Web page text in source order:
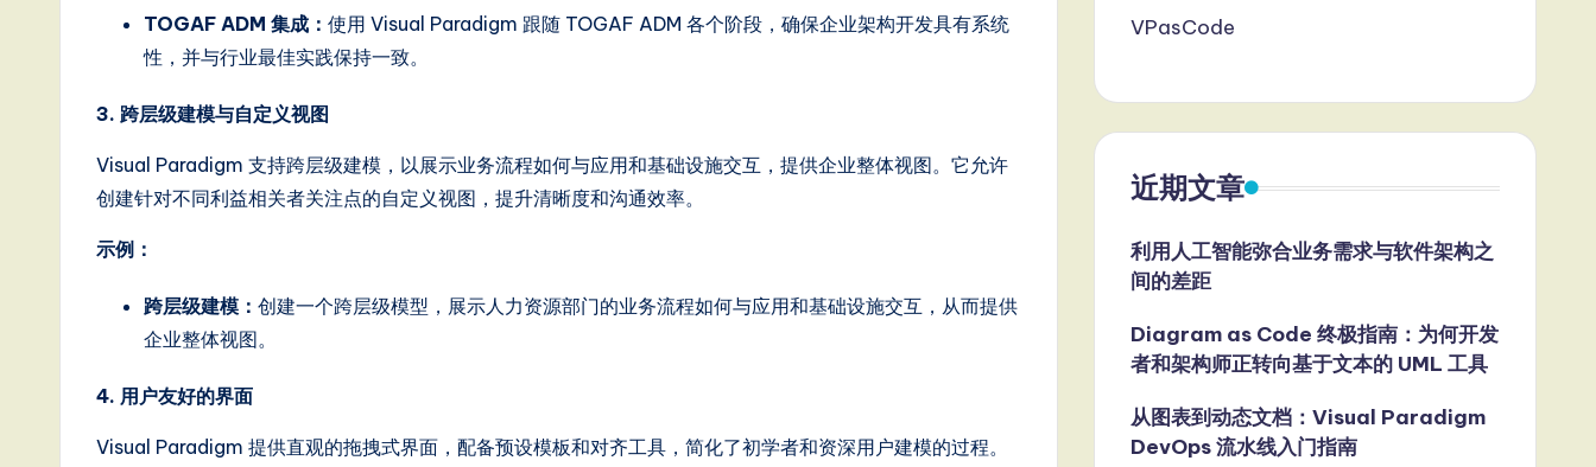
TOGAF ADM 集成： 使用 Visual Paradigm 跟随 TOGAF ADM 各个阶段，确保企业架构开发具有系统
性，并与行业最佳实践保持一致。
3. 跨层级建模与自定义视图
Visual Paradigm 支持跨层级建模，以展示业务流程如何与应用和基础设施交互，提供企业整体视图。它允许
创建针对不同利益相关者关注点的自定义视图，提升清晰度和沟通效率。
示例：
跨层级建模： 创建一个跨层级模型，展示人力资源部门的业务流程如何与应用和基础设施交互，从而提供
企业整体视图。
4. 用户友好的界面
Visual Paradigm 提供直观的拖拽式界面，配备预设模板和对齐工具，简化了初学者和资深用户建模的过程。
VPasCode
近期文章
利用人工智能弥合业务需求与软件架构之
间的差距
Diagram as Code 终极指南：为何开发
者和架构师正转向基于文本的 UML 工具
从图表到动态文档：Visual Paradigm
DevOps 流水线入门指南